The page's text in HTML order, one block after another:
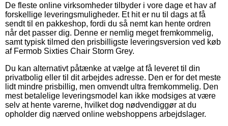
De fleste online virksomheder tilbyder i vore dage et hav af
forskellige leveringsmuligheder. Et hit er nu til dags at få
sendt til en pakkeshop, fordi du så nemt kan hente ordren
når det passer dig. Denne er nemlig meget fremkommelig,
samt typisk tilmed den prisbilligste leveringsversion ved køb
af Fermob Sixties Chair Storm Grey.
Du kan alternativt påtænke at vælge at få leveret til din
privatbolig eller til dit arbejdes adresse. Den er for det meste
lidt mindre prisbillig, men omvendt ultra fremkommelig. Den
mest betalelige leveringsmodel kan ikke modsiges at være
selv at hente varerne, hvilket dog nødvendiggør at du
opholder dig nærved online webshoppens arbejdslager.